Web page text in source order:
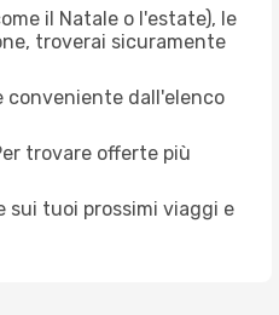
il Natale o l'estate), le
troverai sicuramente
conveniente dall'elenco
trovare offerte più
sui tuoi prossimi viaggi e